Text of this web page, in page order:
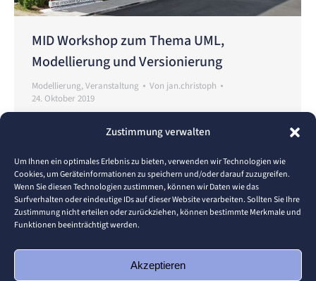
Zustimmung verwalten
Um Ihnen ein optimales Erlebnis zu bieten, verwenden wir Technologien wie
Cookies, um Geräteinformationen zu speichern und/oder darauf zuzugreifen.
Wenn Sie diesen Technologien zustimmen, können wir Daten wie das
Surfverhalten oder eindeutige IDs auf dieser Website verarbeiten. Sollten Sie Ihre
Zustimmung nicht erteilen oder zurückziehen, können bestimmte Merkmale und
Funktionen beeinträchtigt werden.
Akzeptieren
MID Workshop zum Thema UML,
Modellierung und Versionierung
Modellierung,Veranstaltung Von jan.christoph
24. Oktober 2019
Ditze findet am 22. November 2019 ein Workshop
zum Thema UML, Modellierung und Versionierung
statt. Mit Hilfe des MID Innovators wird in der
Veranstaltung die Modellierung verschiedener
Diagrammarten behandelt. Der Workshop findet in
Raum W2.2.12 (Gebäude W2 der Hochschule) statt.
Der drei Vorlesungsblöcke dauernde Workshop